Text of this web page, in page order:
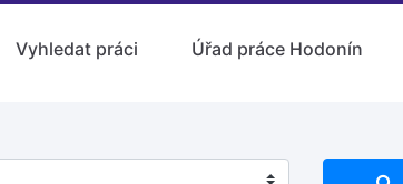
Vyhledat práci Úřad práce Hodonín